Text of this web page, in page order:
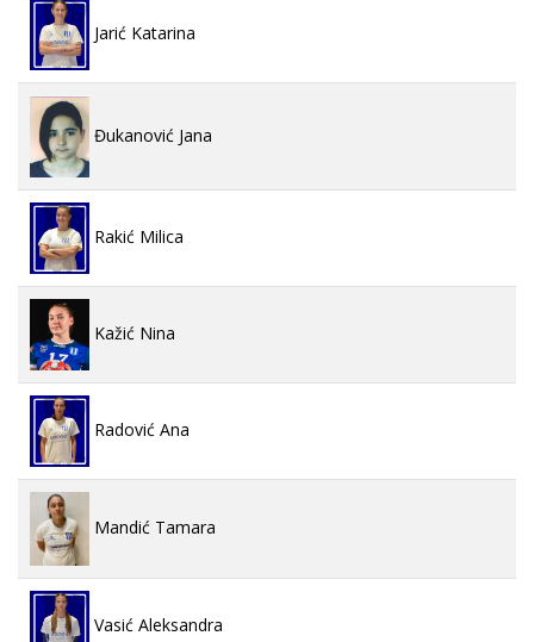
Jarić Katarina
Đukanović Jana
Rakić Milica
Kažić Nina
Radović Ana
Mandić Tamara
Vasić Aleksandra